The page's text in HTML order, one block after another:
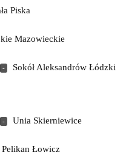
Piska
Mazowieckie
- Sokół Aleksandrów Łódzki
- Unia Skierniewice
Pelikan Łowicz